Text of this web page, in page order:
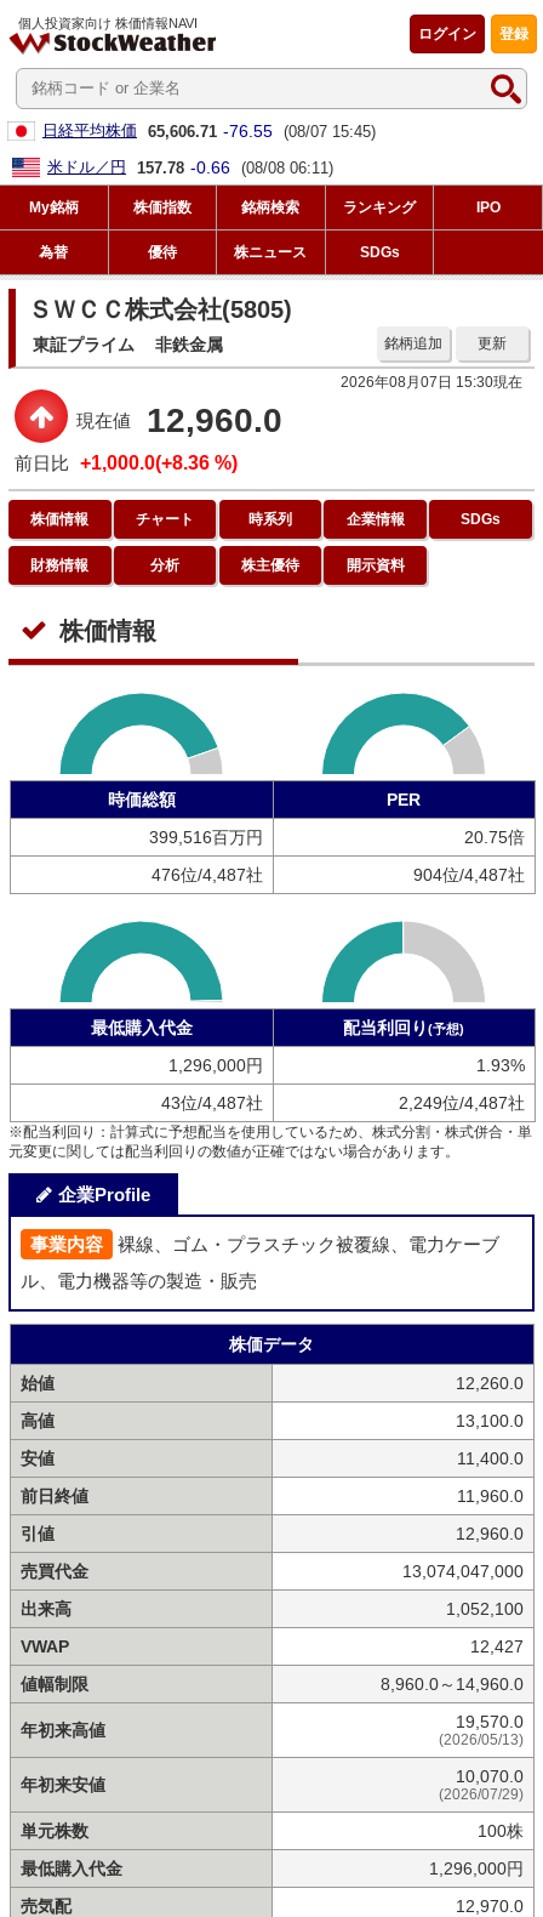
個人投資家向け 株価情報NAVI
登録
ログイン
日経平均株価 65,606.71 -76.55 (08/07 15:45)
米ドル／円
157.78 -0.66 (08/08 06:11)
My銘柄 株価指数 銘柄検索 ランキング IPO
為替 優待 株ニュース SDGs
ＳＷＣＣ株式会社(5805)
東証プライム 非鉄金属 更新
銘柄追加
2026年08月07日 15:30現在
現在値 12,960.0
前日比 +1,000.0(+8.36 %)
株価情報 チャート 時系列 企業情報 SDGs
財務情報 分析 株主優待 開示資料
株価情報
時価総額
PER
399,516百万円
20.75倍
476位/4,487社
904位/4,487社
最低購入代金 配当利回り (予想)
1,296,000円
1.93%
43位/4,487社
2,249位/4,487社
※配当利回り：計算式に予想配当を使用しているため、株式分割・株式併合・単
元変更に関しては配当利回りの数値が正確ではない場合があります。
企業Profile
事業内容
裸線、ゴム・プラスチック被覆線、電力ケーブ
ル、電力機器等の製造・販売
株価データ
始値
12,260.0
高値
13,100.0
安値
11,400.0
前日終値
11,960.0
引値
12,960.0
売買代金
13,074,047,000
出来高
1,052,100
VWAP
12,427
値幅制限
8,960.0～14,960.0
年初来高値 19,570.0
(2026/05/13)
年初来安値 10,070.0
(2026/07/29)
単元株数
100株
最低購入代金
1,296,000円
売気配
12,970.0